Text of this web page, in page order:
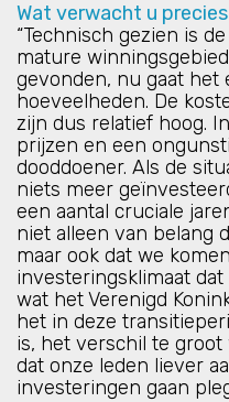
Wat verwacht u
“Technisch gezien is
mature
gevonden, nu gaat het
hoeveelheden. De
zijn dus relatief hoog.
prijzen en een
dooddoener. Als de
niets meer
een aantal cruciale
niet alleen van belang
maar ook dat we
investeringsklimaat
wat het Verenigd
het in deze
is, het verschil te groot
dat onze leden liever
investeringen gaan